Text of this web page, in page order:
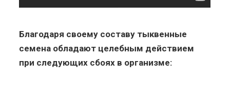
Благодаря своему составу тыквенные
семена обладают целебным действием
при следующих сбоях в организме: